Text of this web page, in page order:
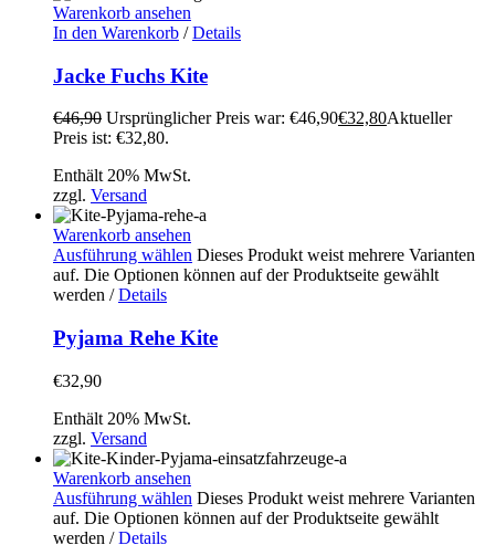
Warenkorb ansehen
In den Warenkorb / Details
Jacke Fuchs Kite
€46,90 Ursprünglicher Preis war: €46,90€32,80Aktueller
Preis ist: €32,80.
Enthält 20% MwSt.
zzgl. Versand
Warenkorb ansehen
Ausführung wählen Dieses Produkt weist mehrere Varianten
auf. Die Optionen können auf der Produktseite gewählt
werden / Details
Pyjama Rehe Kite
€32,90
Enthält 20% MwSt.
zzgl. Versand
Warenkorb ansehen
Ausführung wählen Dieses Produkt weist mehrere Varianten
auf. Die Optionen können auf der Produktseite gewählt
werden / Details